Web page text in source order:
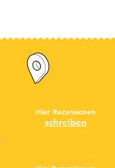
Hier Rezensionen
schreiben